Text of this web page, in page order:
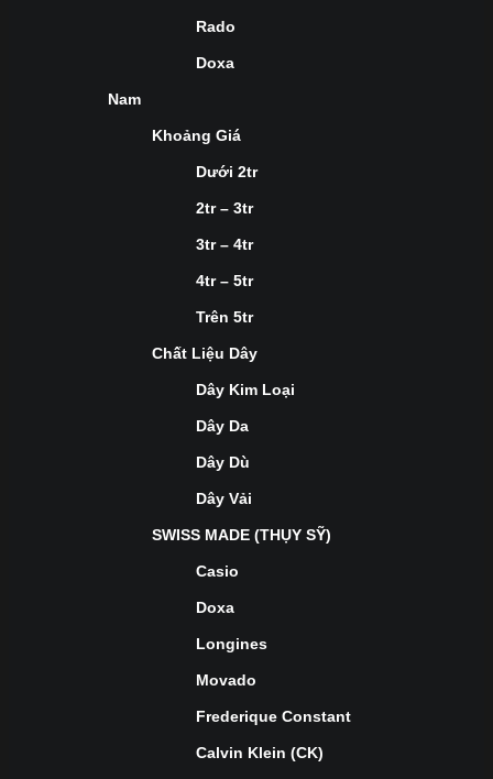
Rado
Doxa
Nam
Khoảng Giá
Dưới 2tr
2tr – 3tr
3tr – 4tr
4tr – 5tr
Trên 5tr
Chất Liệu Dây
Dây Kim Loại
Dây Da
Dây Dù
Dây Vải
SWISS MADE (THỤY SỸ)
Casio
Doxa
Longines
Movado
Frederique Constant
Calvin Klein (CK)